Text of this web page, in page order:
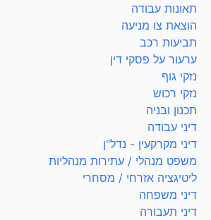
תאונות עבודה
הוצאת צו מניעה
תביעות רכב
ערעור על פסקי דין
נזקי גוף
נזקי רכוש
תכנון ובניה
דיני עבודה
דיני מקרקעין - נדל"ן
משפט מנהלי / עתירות מנהליות
ליטיגציה אזרחי / מסחרי
דיני משפחה
דיני תעבורה